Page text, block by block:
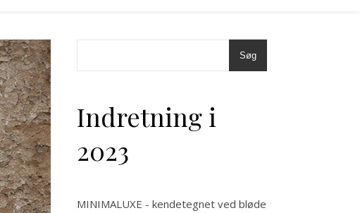
Søg
Indretning i
2023
MINIMALUXE - kendetegnet ved bløde